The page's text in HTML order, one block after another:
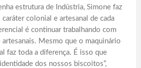
estrutura de Indústria, Simone faz
colonial e artesanal de cada
é continuar trabalhando com
Mesmo que o maquinário
faz toda a diferença. É isso que
dos nossos biscoitos”,